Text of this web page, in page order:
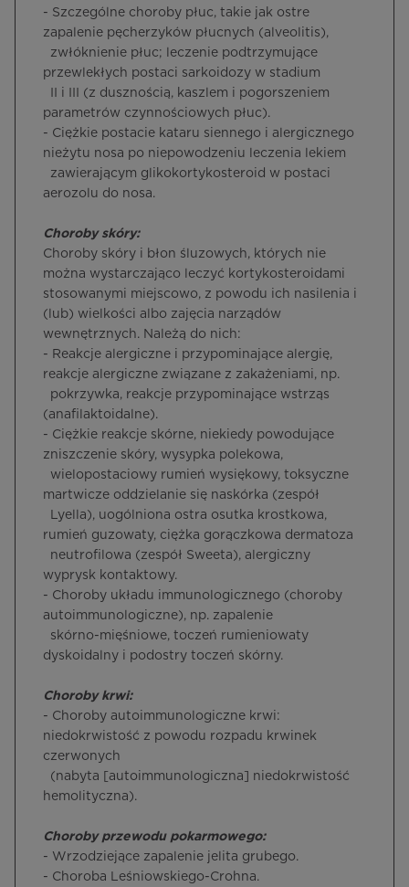
- Szczególne choroby płuc, takie jak ostre
zapalenie pęcherzyków płucnych (alveolitis),
zwłóknienie płuc; leczenie podtrzymujące
przewlekłych postaci sarkoidozy w stadium
II i III (z dusznością, kaszlem i pogorszeniem
parametrów czynnościowych płuc).
- Ciężkie postacie kataru siennego i alergicznego
nieżytu nosa po niepowodzeniu leczenia lekiem
zawierającym glikokortykosteroid w postaci
aerozolu do nosa.
Choroby skóry:
Choroby skóry i błon śluzowych, których nie
można wystarczająco leczyć kortykosteroidami
stosowanymi miejscowo, z powodu ich nasilenia i
(lub) wielkości albo zajęcia narządów
wewnętrznych. Należą do nich:
- Reakcje alergiczne i przypominające alergię,
reakcje alergiczne związane z zakażeniami, np.
pokrzywka, reakcje przypominające wstrząs
(anafilaktoidalne).
- Ciężkie reakcje skórne, niekiedy powodujące
zniszczenie skóry, wysypka polekowa,
wielopostaciowy rumień wysiękowy, toksyczne
martwicze oddzielanie się naskórka (zespół
Lyella), uogólniona ostra osutka krostkowa,
rumień guzowaty, ciężka gorączkowa dermatoza
neutrofilowa (zespół Sweeta), alergiczny
wyprysk kontaktowy.
- Choroby układu immunologicznego (choroby
autoimmunologiczne), np. zapalenie
skórno-mięśniowe, toczeń rumieniowaty
dyskoidalny i podostry toczeń skórny.
Choroby krwi:
- Choroby autoimmunologiczne krwi:
niedokrwistość z powodu rozpadu krwinek
czerwonych
(nabyta [autoimmunologiczna] niedokrwistość
hemolityczna).
Choroby przewodu pokarmowego:
- Wrzodziejące zapalenie jelita grubego.
- Choroba Leśniowskiego-Crohna.